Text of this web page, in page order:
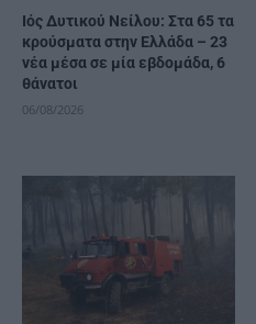
Ιός Δυτικού Νείλου: Στα 65 τα
κρούσματα στην Ελλάδα – 23
νέα μέσα σε μία εβδομάδα, 6
θάνατοι
06/08/2026